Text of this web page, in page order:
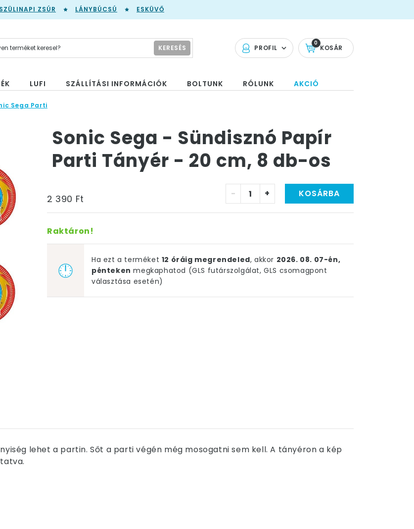
SZÜLINAPI ZSÚR LÁNYBÚCSÚ ESKÜVŐ
PROFIL KOSÁR
0
KERESÉS
LUFI SZÁLLÍTÁSI INFORMÁCIÓK BOLTUNK RÓLUNK AKCIÓ
Sega Parti
Sonic Sega - Sündisznó Papír
Parti Tányér - 20 cm, 8 db-os
2 390 Ft - + KOSÁRBA
Raktáron!
Ha ezt a terméket 12 óráig megrendeled, akkor 2026. 08. 07-én,
pénteken megkaphatod (GLS futárszolgálat, GLS csomagpont
választása esetén)
lehet a partin. Sőt a parti végén még mosogatni sem kell. A tányéron a kép